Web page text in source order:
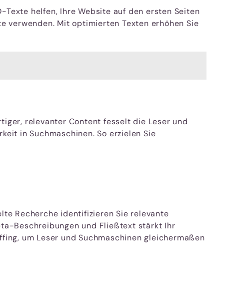
helfen, Ihre Website auf den ersten Seiten
verwenden. Mit optimierten Texten erhöhen Sie
relevanter Content fesselt die Leser und
in Suchmaschinen. So erzielen Sie
Recherche identifizieren Sie relevante
Beschreibungen und Fließtext stärkt Ihr
um Leser und Suchmaschinen gleichermaßen